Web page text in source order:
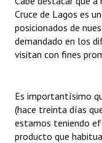
Cruce de Lagos es
posicionados de
demandado en los
visitan con fines
Es importantísimo
(hace treinta días
estamos teniendo
producto que